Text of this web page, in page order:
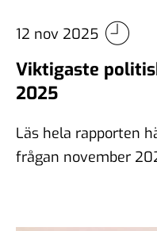
12 nov 2025
Viktigaste
2025
Läs hela rapporten
frågan november